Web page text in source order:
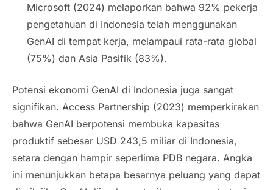
Microsoft (2024) melaporkan bahwa 92% pekerja
pengetahuan di Indonesia telah menggunakan
GenAI di tempat kerja, melampaui rata-rata global
(75%) dan Asia Pasifik (83%).
Potensi ekonomi GenAI di Indonesia juga sangat
signifikan. Access Partnership (2023) memperkirakan
bahwa GenAI berpotensi membuka kapasitas
produktif sebesar USD 243,5 miliar di Indonesia,
setara dengan hampir seperlima PDB negara. Angka
ini menunjukkan betapa besarnya peluang yang dapat